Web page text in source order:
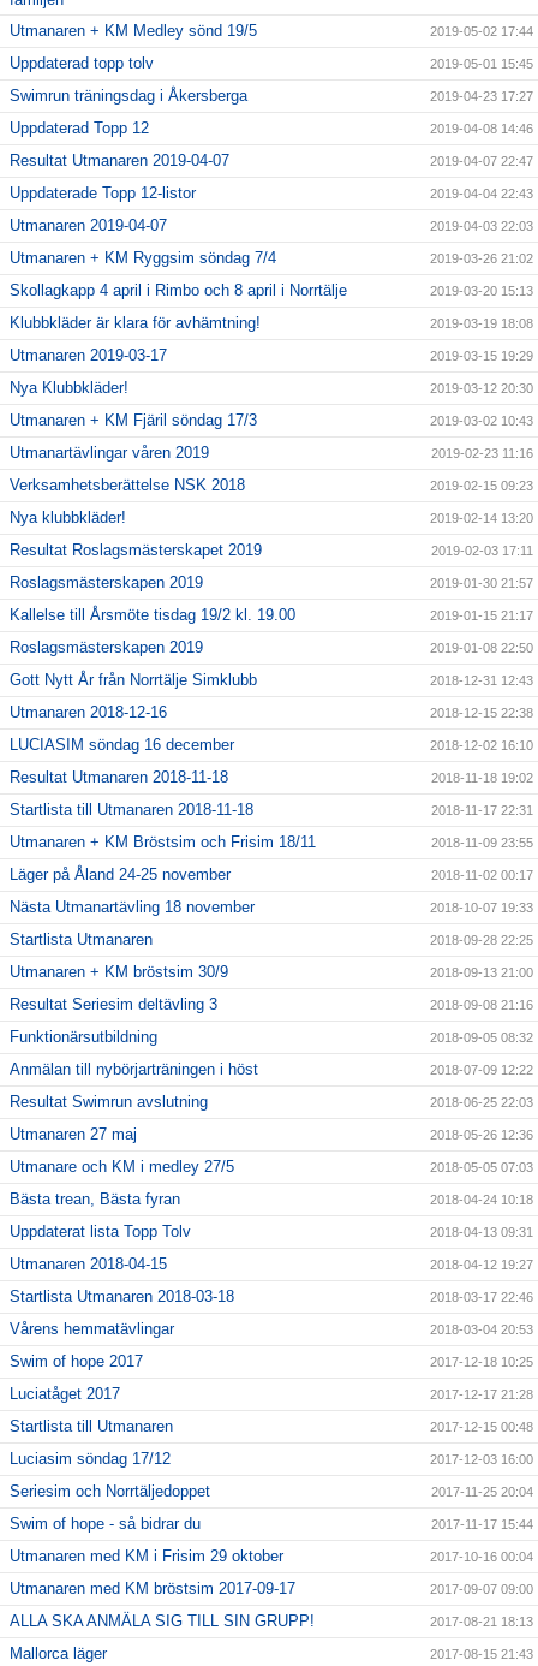
Utmanaren + KM Medley sönd 19/5
2019-05-02 17:44
Uppdaterad topp tolv 2019-05-01 15:45
Swimrun träningsdag i Åkersberga 2019-04-23 17:27
Uppdaterad Topp 12 2019-04-08 14:46
Resultat Utmanaren 2019-04-07 2019-04-07 22:47
Uppdaterade Topp 12-listor 2019-04-04 22:43
Utmanaren 2019-04-07 2019-04-03 22:03
Utmanaren + KM Ryggsim söndag 7/4 2019-03-26 21:02
Skollagkapp 4 april i Rimbo och 8 april i Norrtälje 2019-03-20 15:13
Klubbkläder är klara för avhämtning! 2019-03-19 18:08
Utmanaren 2019-03-17 2019-03-15 19:29
Nya Klubbkläder! 2019-03-12 20:30
Utmanaren + KM Fjäril söndag 17/3 2019-03-02 10:43
Utmanartävlingar våren 2019 2019-02-23 11:16
Verksamhetsberättelse NSK 2018 2019-02-15 09:23
Nya klubbkläder! 2019-02-14 13:20
Resultat Roslagsmästerskapet 2019 2019-02-03 17:11
Roslagsmästerskapen 2019 2019-01-30 21:57
Kallelse till Årsmöte tisdag 19/2 kl. 19.00 2019-01-15 21:17
Roslagsmästerskapen 2019 2019-01-08 22:50
Gott Nytt År från Norrtälje Simklubb 2018-12-31 12:43
Utmanaren 2018-12-16 2018-12-15 22:38
LUCIASIM söndag 16 december 2018-12-02 16:10
Resultat Utmanaren 2018-11-18 2018-11-18 19:02
Startlista till Utmanaren 2018-11-18 2018-11-17 22:31
Utmanaren + KM Bröstsim och Frisim 18/11 2018-11-09 23:55
Läger på Åland 24-25 november 2018-11-02 00:17
Nästa Utmanartävling 18 november 2018-10-07 19:33
Startlista Utmanaren 2018-09-28 22:25
Utmanaren + KM bröstsim 30/9 2018-09-13 21:00
Resultat Seriesim deltävling 3 2018-09-08 21:16
Funktionärsutbildning 2018-09-05 08:32
Anmälan till nybörjarträningen i höst 2018-07-09 12:22
Resultat Swimrun avslutning 2018-06-25 22:03
Utmanaren 27 maj 2018-05-26 12:36
Utmanare och KM i medley 27/5 2018-05-05 07:03
Bästa trean, Bästa fyran 2018-04-24 10:18
Uppdaterat lista Topp Tolv 2018-04-13 09:31
Utmanaren 2018-04-15 2018-04-12 19:27
Startlista Utmanaren 2018-03-18 2018-03-17 22:46
Vårens hemmatävlingar 2018-03-04 20:53
Swim of hope 2017 2017-12-18 10:25
Luciatåget 2017 2017-12-17 21:28
Startlista till Utmanaren 2017-12-15 00:48
Luciasim söndag 17/12 2017-12-03 16:00
Seriesim och Norrtäljedoppet 2017-11-25 20:04
Swim of hope - så bidrar du 2017-11-17 15:44
Utmanaren med KM i Frisim 29 oktober 2017-10-16 00:04
Utmanaren med KM bröstsim 2017-09-17 2017-09-07 09:00
ALLA SKA ANMÄLA SIG TILL SIN GRUPP! 2017-08-21 18:13
Mallorca läger 2017-08-15 21:43